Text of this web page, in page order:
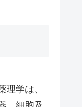
理学は、